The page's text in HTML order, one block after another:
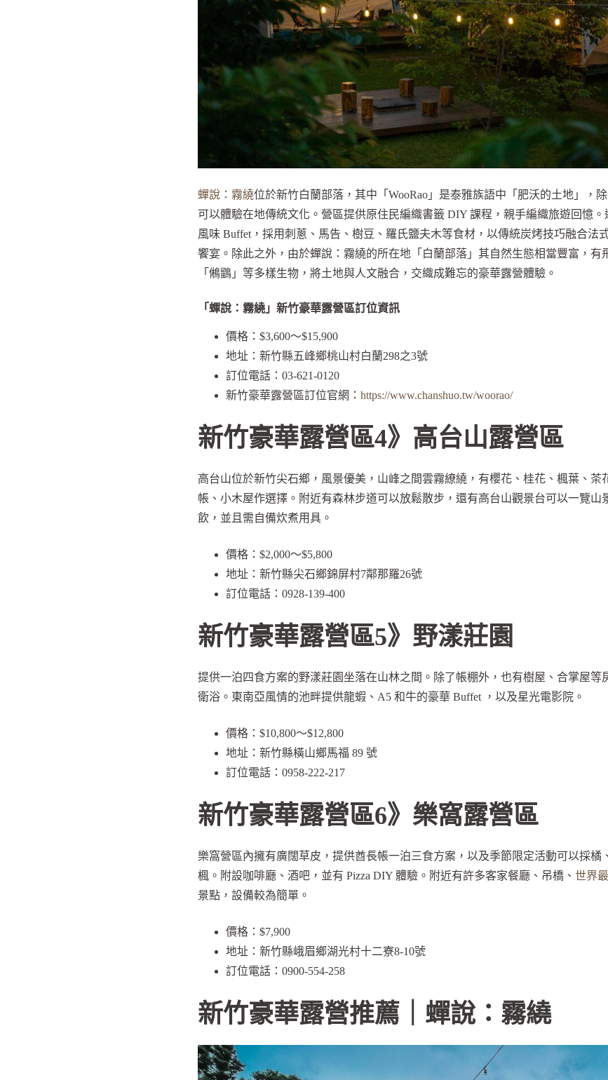
蟬說：霧繞位於新竹白蘭部落，其中「WooRao」是泰雅族語中「肥沃的土地」，
可以體驗在地傳統文化。營區提供原住民編織書籤 DIY 課程，親手編織旅遊回憶
風味 Buffet，採用刺蔥、馬告、樹豆、羅氏鹽夫木等食材，以傳統炭烤技巧融合法
饗宴。除此之外，由於蟬說：霧繞的所在地「白蘭部落」其自然生態相當豐富，有
「鵂鶹」等多樣生物，將土地與人文融合，交織成難忘的豪華露營體驗。
「蟬說：霧繞」新竹豪華露營區訂位資訊
價格：$3,600～$15,900
地址：新竹縣五峰鄉桃山村白蘭298之3號
訂位電話：03-621-0120
新竹豪華露營區訂位官網： https://www.chanshuo.tw/woorao/
新竹豪華露營區4》高台山露營區
高台山位於新竹尖石鄉，風景優美，山峰之間雲霧繚繞，有櫻花、桂花、楓葉、茶
帳、小木屋作選擇。附近有森林步道可以放鬆散步，還有高台山觀景台可以一覽山
飲，並且需自備炊煮用具。
價格：$2,000～$5,800
地址：新竹縣尖石鄉錦屏村7鄰那羅26號
訂位電話：0928-139-400
新竹豪華露營區5》野漾莊園
提供一泊四食方案的野漾莊園坐落在山林之間。除了帳棚外，也有樹屋、合掌屋等
衛浴。東南亞風情的池畔提供龍蝦、A5 和牛的豪華 Buffet ，以及星光電影院。
價格：$10,800～$12,800
地址：新竹縣橫山鄉馬福 89 號
訂位電話：0958-222-217
新竹豪華露營區6》樂窩露營區
樂窩營區內擁有廣闊草皮，提供酋長帳一泊三食方案，以及季節限定活動可以採橘
楓。附設咖啡廳、酒吧，並有 Pizza DIY 體驗。附近有許多客家餐廳、吊橋、 世界
景點，設備較為簡單。
價格：$7,900
地址：新竹縣峨眉鄉湖光村十二寮8-10號
訂位電話：0900-554-258
新竹豪華露營推薦｜蟬說：霧繞